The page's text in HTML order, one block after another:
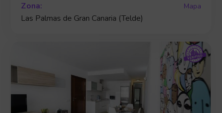
Zona: Mapa
Las Palmas de Gran Canaria (Telde)